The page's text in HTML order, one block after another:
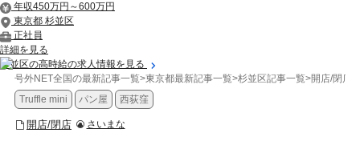
年収450万円～600万円
東京都 杉並区
正社員
詳細を見る
杉並区の高時給の求人情報を見る
号外NET全国の最新記事一覧>東京都最新記事一覧>杉並区記事一覧>開店/閉店
Truffle mini
パン屋 西荻窪
開店/閉店 さいまな